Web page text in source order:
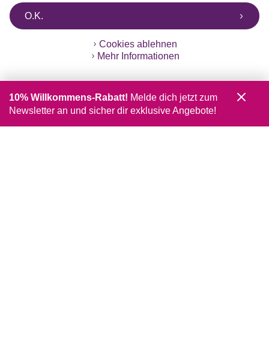
O.K.
Cookies ablehnen
Mehr Informationen
10% Willkommens-Rabatt! Melde dich jetzt zum
Newsletter an und sicher dir exklusive Angebote!